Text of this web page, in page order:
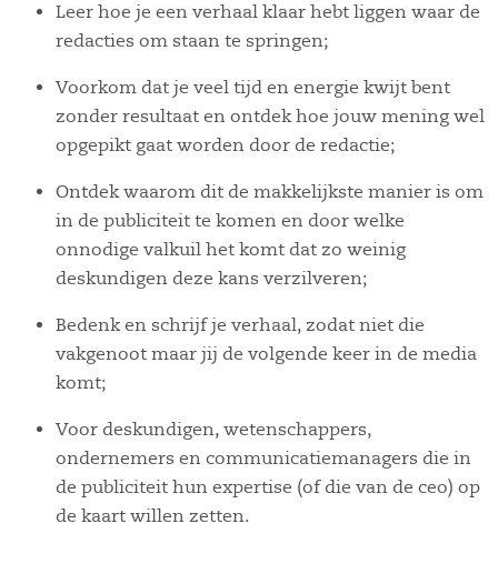
Leer hoe je een verhaal klaar hebt liggen waar de
redacties om staan te springen;
Voorkom dat je veel tijd en energie kwijt bent
zonder resultaat en ontdek hoe jouw mening wel
opgepikt gaat worden door de redactie;
Ontdek waarom dit de makkelijkste manier is om
in de publiciteit te komen en door welke
onnodige valkuil het komt dat zo weinig
deskundigen deze kans verzilveren;
Bedenk en schrijf je verhaal, zodat niet die
vakgenoot maar jij de volgende keer in de media
komt;
Voor deskundigen, wetenschappers,
ondernemers en communicatiemanagers die in
de publiciteit hun expertise (of die van de ceo) op
de kaart willen zetten.